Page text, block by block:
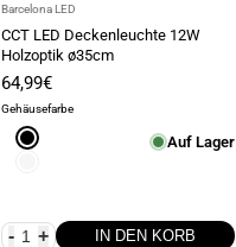
Anbieter:
Barcelona LED
CCT LED Deckenleuchte 12W
Holzoptik ø35cm
Verkaufspreis
64,99€
Gehäusefarbe
Schwarz
Auf Lager
- + IN DEN KORB